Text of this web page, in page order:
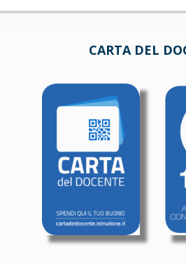
CARTA DEL